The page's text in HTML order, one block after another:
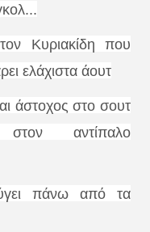
Κυριακίδη που
ελάχιστα άουτ
άστοχος στο σουτ
αντίπαλο
πάνω από τα